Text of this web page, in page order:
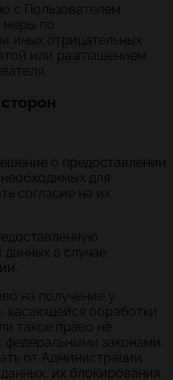
с Пользователем
меры по
иных отрицательных
или разглашением
о предоставлении
для
согласие на их
в случае
на получение у
касающейся обработки
такое право не
федеральными законами.
от Администрации
их блокирования